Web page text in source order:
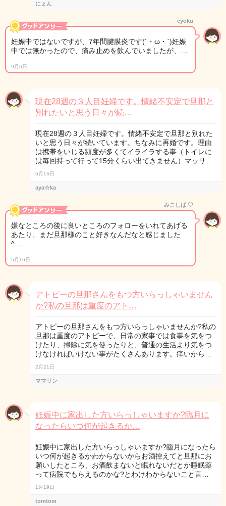
にょん
cyoku
妊娠中ではないですが、7年間腱膜炎です(´・ω・`)妊娠
中では無かったので、痛み止めを飲んでいましたが、…
9月6日
現在28週の３人目妊婦です。情緒不安定で旦那と
別れたいと思う日々が続…
現在28週の３人目妊婦です。情緒不安定で旦那と別れた
いと思う日々が続いています。ちなみに再婚です。理由
は携帯をいじる頻度が多くてイライラする事（トイレに
は毎回持って行って15分くらい出てきません）マッサ…
5月16日
aya☆ka
みこしば ♡
嫌なところの後に良いところのフォローをいれてあげる
あたり、まだ旦那様のこと好きなんだなと感じました
^…
5月16日
アトピーの旦那さんをもつ方いらっしゃいません
か?私の旦那は重度のアト…
アトピーの旦那さんをもつ方いらっしゃいませんか?私の
旦那は重度のアトピーで、日常の家事では食事を気をつ
けたり、掃除に気を使ったりと、普通の生活より気をつ
けなければいけない事がたくさんあります。痒いから…
2月21日
ママリン
妊娠中に家出した方いらっしゃいますか?臨月に
なったらいつ何が起きるか…
妊娠中に家出した方いらっしゃいますか?臨月になったら
いつ何が起きるかわからないからお酒控えてと旦那にお
願いしたところ、お酒飲まないと眠れないだとか睡眠薬
って病院でもらえるのかな?とわけわからないこと言…
1月19日
tomtom